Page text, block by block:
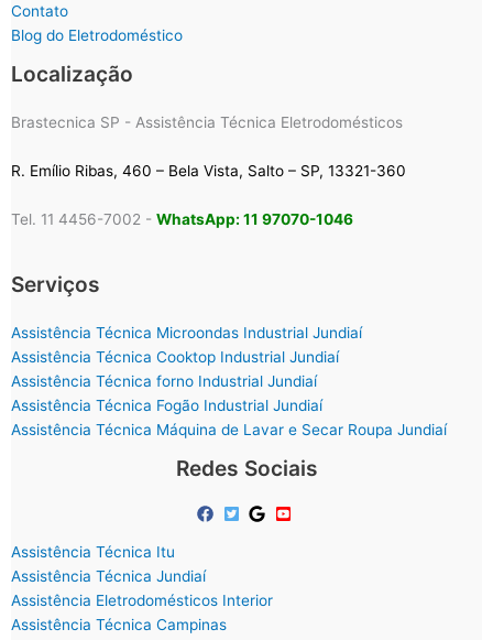
Contato
Blog do Eletrodoméstico
Localização
Brastecnica SP - Assistência Técnica Eletrodomésticos
R. Emílio Ribas, 460 – Bela Vista, Salto – SP, 13321-360
Tel. 11 4456-7002 - WhatsApp: 11 97070-1046
Serviços
Assistência Técnica Microondas Industrial Jundiaí
Assistência Técnica Cooktop Industrial Jundiaí
Assistência Técnica forno Industrial Jundiaí
Assistência Técnica Fogão Industrial Jundiaí
Assistência Técnica Máquina de Lavar e Secar Roupa Jundiaí
Redes Sociais
Assistência Técnica Itu
Assistência Técnica Jundiaí
Assistência Eletrodomésticos Interior
Assistência Técnica Campinas